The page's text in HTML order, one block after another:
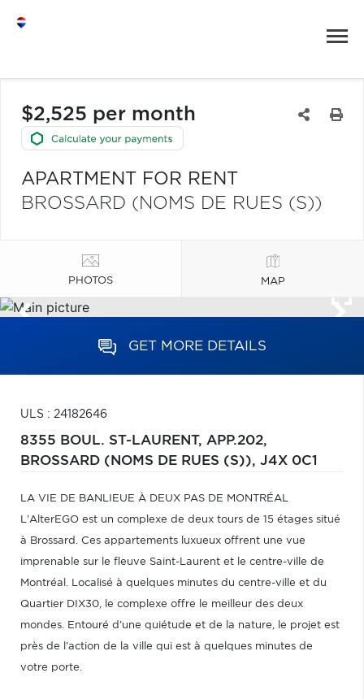
$2,525 per month
APARTMENT FOR RENT
BROSSARD (NOMS DE RUES (S))
PHOTOS MAP
GET MORE DETAILS
ULS : 24182646
8355 BOUL. ST-LAURENT, APP.202,
BROSSARD (NOMS DE RUES (S)), J4X 0C1
LA VIE DE BANLIEUE À DEUX PAS DE MONTRÉAL
L'AlterEGO est un complexe de deux tours de 15 étages situé
à Brossard. Ces appartements luxueux offrent une vue
imprenable sur le fleuve Saint-Laurent et le centre-ville de
Montréal. Localisé à quelques minutes du centre-ville et du
Quartier DIX30, le complexe offre le meilleur des deux
mondes. Entouré d'une quiétude et de la nature, le projet est
près de l'action de la ville qui est à quelques minutes de
votre porte.